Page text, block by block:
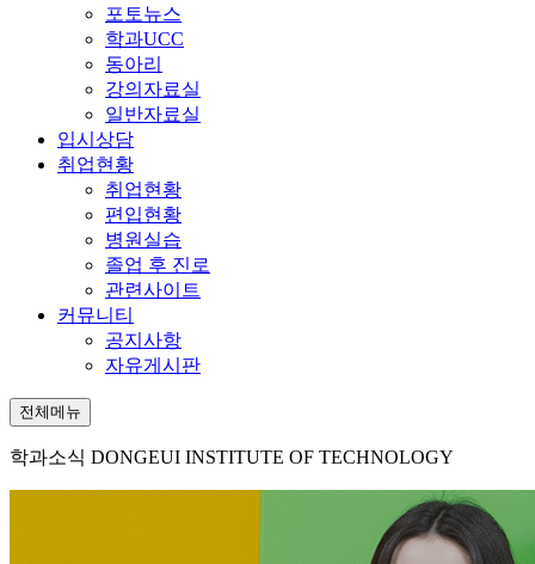
포토뉴스
학과UCC
동아리
강의자료실
일반자료실
입시상담
취업현황
취업현황
편입현황
병원실습
졸업 후 진로
관련사이트
커뮤니티
공지사항
자유게시판
전체메뉴
학과소식 DONGEUI INSTITUTE OF TECHNOLOGY